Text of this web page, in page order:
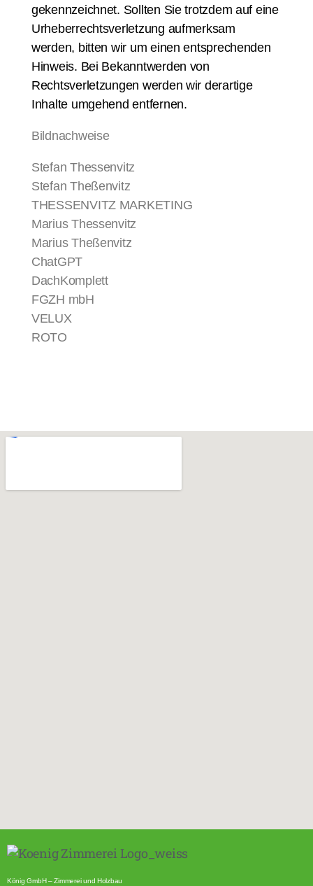
gekennzeichnet. Sollten Sie trotzdem auf eine
Urheberrechtsverletzung aufmerksam
werden, bitten wir um einen entsprechenden
Hinweis. Bei Bekanntwerden von
Rechtsverletzungen werden wir derartige
Inhalte umgehend entfernen.
Bildnachweise
Stefan Thessenvitz
Stefan Theßenvitz
THESSENVITZ MARKETING
Marius Thessenvitz
Marius Theßenvitz
ChatGPT
DachKomplett
FGZH mbH
VELUX
ROTO
König GmbH – Zimmerei und Holzbau